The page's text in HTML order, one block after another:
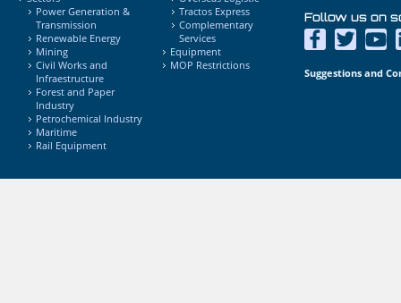
Power Generation &
Transmission
Renewable Energy
Mining
Civil Works and
Infraestructure
Forest and Paper
Industry
Petrochemical Industry
Maritime
Rail Equipment
Tractos Express
Complementary
Services
Equipment
MOP Restrictions
Follow us on
Suggestions and